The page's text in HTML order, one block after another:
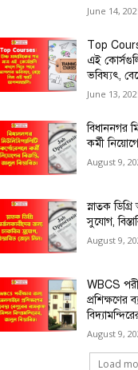
June 14,
Top
এই
ভবিষ্যৎ,
June 13,
বিধাননগর
কর্মী
August 9,
স্নাতক
সুযোগ,
August 9,
WBCS
প্রশিক্ষণের
August 9,
Load